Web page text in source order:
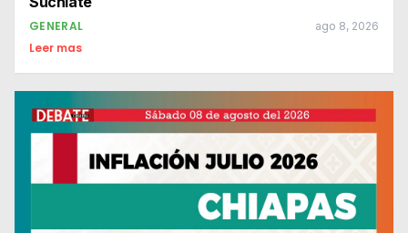
GENERAL ago 8, 2026
Leer mas